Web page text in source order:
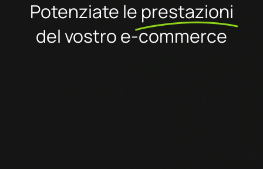
Potenziate le prestazioni
del vostro e-commerce